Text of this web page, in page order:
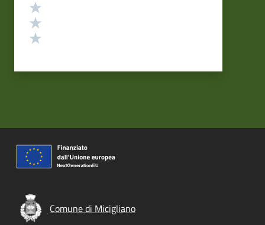
Comune di Micigliano